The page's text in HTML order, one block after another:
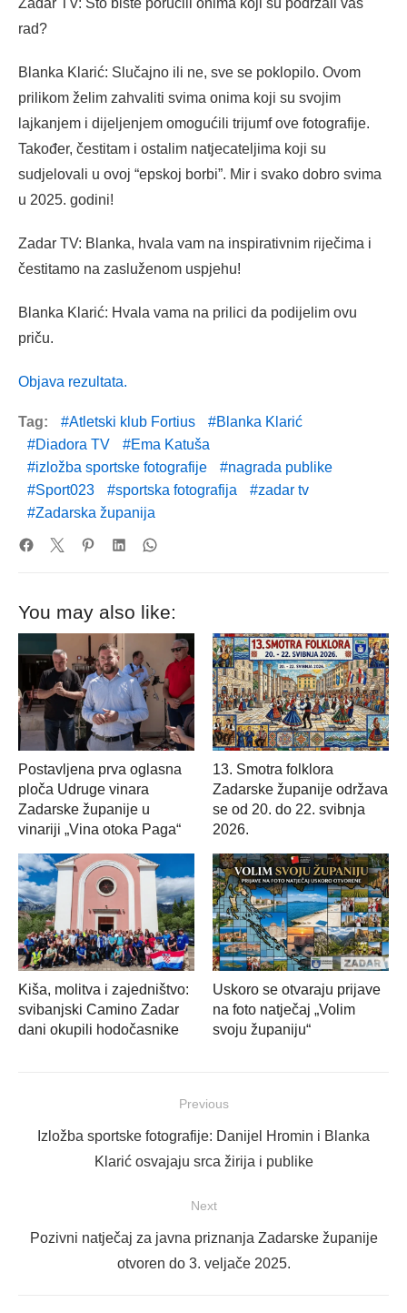
rad?
Blanka Klarić: Slučajno ili ne, sve se poklopilo. Ovom
prilikom želim zahvaliti svima onima koji su svojim
lajkanjem i dijeljenjem omogućili trijumf ove fotografije.
Također, čestitam i ostalim natjecateljima koji su
sudjelovali u ovoj “epskoj borbi”. Mir i svako dobro svima
u 2025. godini!
Zadar TV: Blanka, hvala vam na inspirativnim riječima i
čestitamo na zasluženom uspjehu!
Blanka Klarić: Hvala vama na prilici da podijelim ovu
priču.
Objava rezultata.
Tag: Atletski klub Fortius
Blanka Klarić
Diadora TV
Ema Katuša
izložba sportske fotografije
nagrada publike
Sport023
sportska fotografija
zadar tv
Zadarska županija
You may also like:
Postavljena prva oglasna
ploča Udruge vinara
Zadarske županije u
vinariji „Vina otoka Paga“
13. Smotra folklora
Zadarske županije održava
se od 20. do 22. svibnja
2026.
Kiša, molitva i zajedništvo:
svibanjski Camino Zadar
dani okupili hodočasnike
Uskoro se otvaraju prijave
na foto natječaj „Volim
svoju županiju“
objava
Previous
Previous
Izložba sportske fotografije: Danijel Hromin i Blanka
Klarić osvajaju srca žirija i publike
Next
Next
Pozivni natječaj za javna priznanja Zadarske županije
otvoren do 3. veljače 2025.